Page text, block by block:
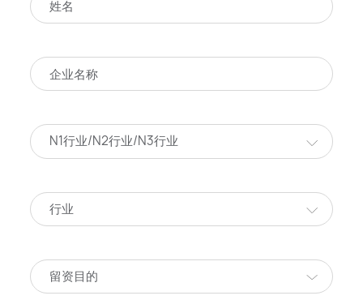
N1行业/N2行业/N3行业
行业
留资目的